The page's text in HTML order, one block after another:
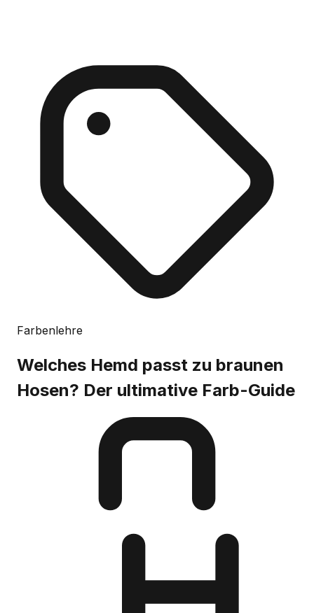
Farbenlehre
Welches Hemd passt zu braunen
Hosen? Der ultimative Farb-Guide